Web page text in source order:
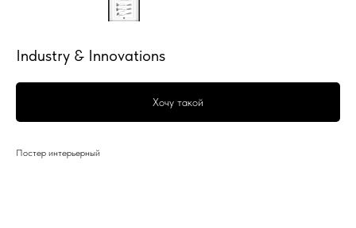
Industry & Innovations
Хочу такой
Постер интерьерный